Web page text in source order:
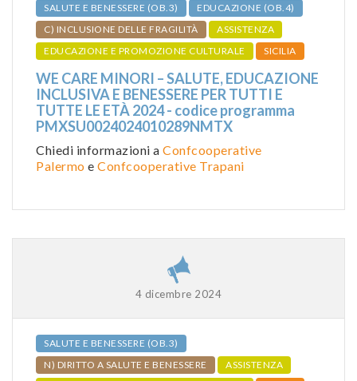
SALUTE E BENESSERE (OB.3)
EDUCAZIONE (OB.4)
C) INCLUSIONE DELLE FRAGILITÀ
ASSISTENZA
EDUCAZIONE E PROMOZIONE CULTURALE
SICILIA
WE CARE MINORI – SALUTE, EDUCAZIONE
INCLUSIVA E BENESSERE PER TUTTI E
TUTTE LE ETÀ 2024 - codice programma
PMXSU0024024010289NMTX
Chiedi informazioni a Confcooperative
Palermo e Confcooperative Trapani
4 dicembre 2024
SALUTE E BENESSERE (OB.3)
N) DIRITTO A SALUTE E BENESSERE
ASSISTENZA